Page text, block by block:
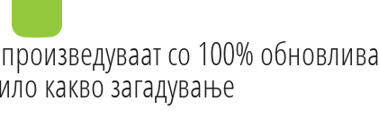
со 100% обновлива
какво загадување